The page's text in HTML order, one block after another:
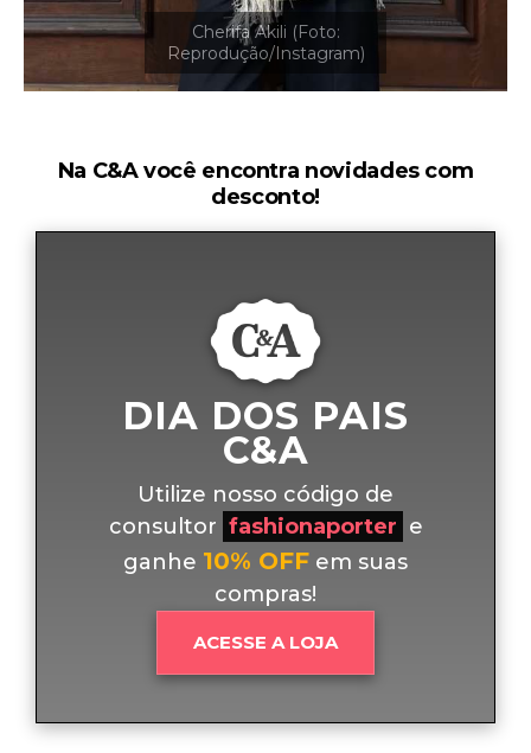
Na C&A você encontra novidades com
desconto!
DIA DOS PAIS
C&A
Utilize nosso código de
consultor fashionaporter e
ganhe 10% OFF em suas
compras!
ACESSE A LOJA